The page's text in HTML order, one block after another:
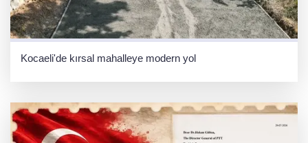
Kocaeli'de kırsal mahalleye modern yol